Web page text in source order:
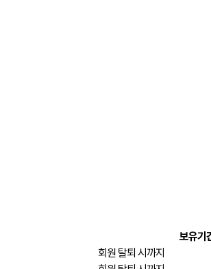
보유기
회원 탈퇴 시까지